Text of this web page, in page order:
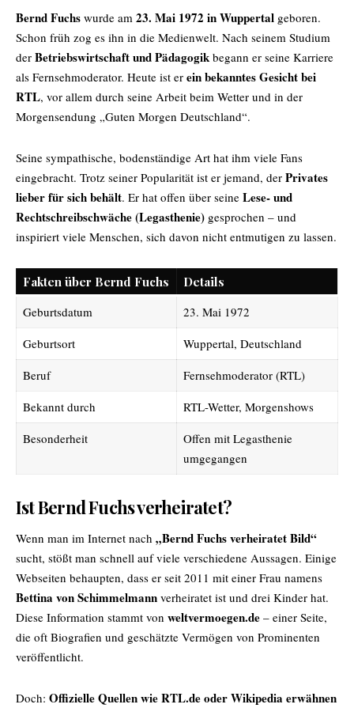
Bernd Fuchs wurde am 23. Mai 1972 in Wuppertal geboren.
Schon früh zog es ihn in die Medienwelt. Nach seinem Studium
der Betriebswirtschaft und Pädagogik begann er seine Karriere
als Fernsehmoderator. Heute ist er ein bekanntes Gesicht bei
RTL, vor allem durch seine Arbeit beim Wetter und in der
Morgensendung „Guten Morgen Deutschland“.
Seine sympathische, bodenständige Art hat ihm viele Fans
eingebracht. Trotz seiner Popularität ist er jemand, der Privates
lieber für sich behält. Er hat offen über seine Lese- und
Rechtschreibschwäche (Legasthenie) gesprochen – und
inspiriert viele Menschen, sich davon nicht entmutigen zu lassen.
Fakten über Bernd Fuchs
Details
Geburtsdatum
23. Mai 1972
Geburtsort
Wuppertal, Deutschland
Beruf
Fernsehmoderator (RTL)
Bekannt durch
RTL-Wetter, Morgenshows
Besonderheit
Offen mit Legasthenie
umgegangen
Ist Bernd Fuchs verheiratet?
Wenn man im Internet nach „Bernd Fuchsverheiratet Bild“
sucht, stößt man schnell auf viele verschiedene Aussagen. Einige
Webseiten behaupten, dass er seit 2011 mit einer Frau namens
Bettina von Schimmelmann verheiratet ist und drei Kinder hat.
Diese Information stammt von weltvermoegen.de – einer Seite,
die oft Biografien und geschätzte Vermögen von Prominenten
veröffentlicht.
Doch: Offizielle Quellen wie RTL.de oder Wikipedia erwähnen